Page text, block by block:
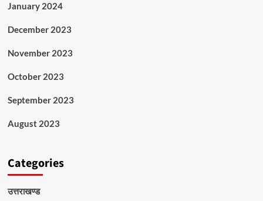
January 2024
December 2023
November 2023
October 2023
September 2023
August 2023
Categories
उत्तराखण्ड